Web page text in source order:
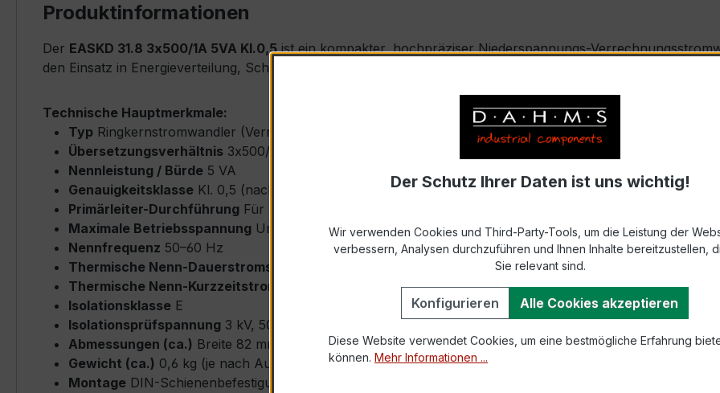
Produktinformationen
Der EASKD 31.8 3x500/1A 5VA Kl.0,5ist ein kompakter, hochpräziser Niederspannungs-
den Einsatz in Energieverteilung, Schaltanlagen, Zählerfeldern und industriellen Mess- und
Technische Hauptmerkmale:
Typ Ringkernstromwandler (Verrechnungstyp) – EASKD 31.8
Übersetzungsverhältnis 3x500/1 A (Primärnennstrom 500 A pro Phase, Sekundärnennstrom 1 A)
Nennleistung / Bürde 5 VA
Genauigkeitsklasse Kl. 0,5 (nach IEC/EN 61869-2 bzw. DIN EN 61869-2)
Primärleiter-Durchführung Für Rundleiter bis max. Ø 30 mm (Kabeldurchführung)
Maximale Betriebsspannung Um ≤ 0,72 kV
Nennfrequenz 50–60 Hz
Thermische Nenn-Dauerstromstärke
Icth = 1,0 × Ipr (Dauerstrom 1 × Primärnennstrom)
Thermische Nenn-Kurzzeitstromstärke
Ith = 100 × Ipr, 1 s
Isolationsklasse E
Isolationsprüfspannung 3 kV, 50 Hz, 1 min
Abmessungen (ca.) Breite 82 mm × Höhe 82 mm × Tiefe 42 mm
Gewicht (ca.) 0,6 kg (je nach Ausführung)
Montage DIN-Schienenbefestigung möglich, inkl. Isolierschutzkappe
Der Schutz Ihrer Daten ist uns wichtig!
Wir verwenden Cookies und Third-Party-Tools, um die Leistung der
verbessern, Analysen durchzuführen und Ihnen Inhalte bereitzustellen,
Sie relevant sind.
Konfigurieren Alle Cookies akzeptieren
Diese Website verwendet Cookies, um eine bestmögliche Erfahrung
können. Mehr Informationen ...